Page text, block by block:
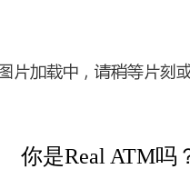
你是Real ATM吗